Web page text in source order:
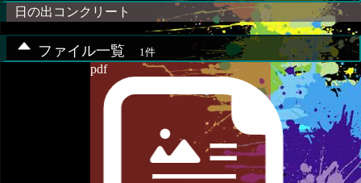
日の出コンクリート
ファイル一覧 1件
pdf